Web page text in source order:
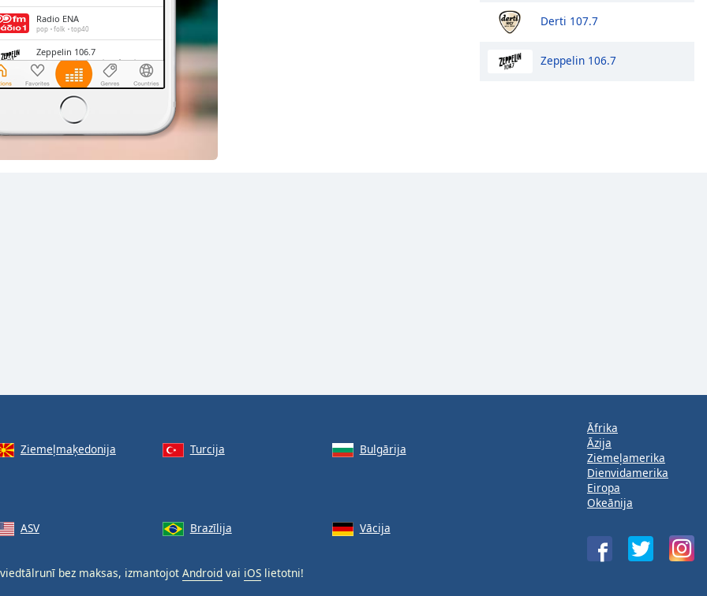
Radio ENA
pop folk top40
Zeppelin 106.7
rock pop classic rock soft rock
Vanilla Radio Smooth
downtempo smooth jazz
bossa nova
Melodia 99.2
Derti 107.7
Zeppelin 106.7
Ziemeļmaķedonija Turcija
Bulgārija
ASV Brazīlija Vācija
bez maksas, izmantojot Android vai iOS lietotni!
Āfrika
Āzija
Ziemeļamerika
Dienvidamerika
Eiropa
Okeānija